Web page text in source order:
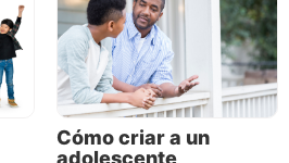
que sí! Pero no quiere que las
de su familia contra su
la consecuencia de
elegir. Estas personas serían
de individuos con libre
que elijan ser miembros
Cómo criar a un
adolescente